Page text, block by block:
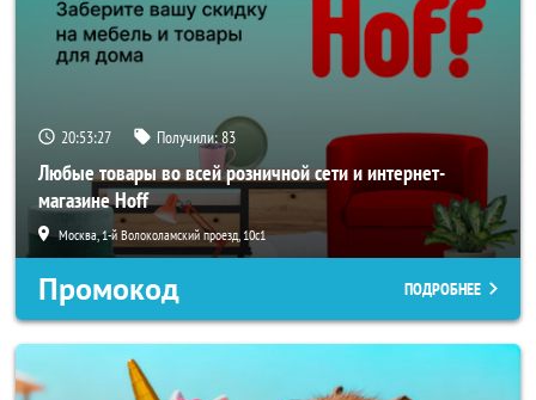
20:53:25 Получили:83
Любые товары во всей розничной сети и интернет-
магазине Hoff
Москва, 1-й Волоколамский проезд, 10с1
Промокод ПОДРОБНЕЕ